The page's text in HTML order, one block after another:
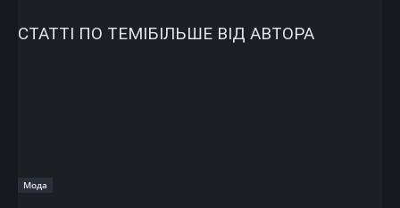
СТАТТІ ПО ТЕМІБІЛЬШЕ ВІД АВТОРА
Мода